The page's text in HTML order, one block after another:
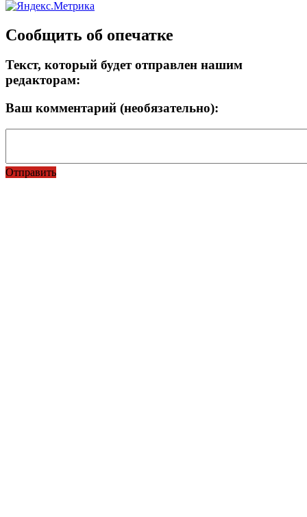
Сообщить об опечатке
Текст, который будет отправлен нашим
редакторам:
Ваш комментарий (необязательно):
Отправить